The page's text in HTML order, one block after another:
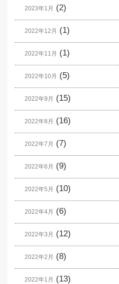
2023年1月 (2)
2022年12月 (1)
2022年11月 (1)
2022年10月 (5)
2022年9月 (15)
2022年8月 (16)
2022年7月 (7)
2022年6月 (9)
2022年5月 (10)
2022年4月 (6)
2022年3月 (12)
2022年2月 (8)
2022年1月 (13)